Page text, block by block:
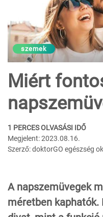
szemek
Miért
1 PERCES OLVASÁSI IDŐ
Megjelent: 2023.08.16.
Szerző: doktorGO egészség
A napszemüvegek
méretben kaphatók.